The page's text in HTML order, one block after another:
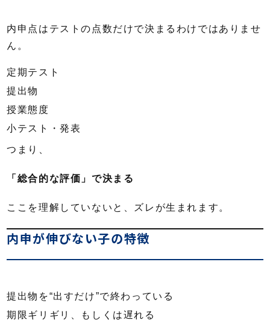
内申点はテストの点数だけで決まるわけではありませ
ん。
定期テスト
提出物
授業態度
小テスト・発表
つまり、
「総合的な評価」で決まる
ここを理解していないと、ズレが生まれます。
内申が伸びない子の特徴
提出物を“出すだけ”で終わっている
期限ギリギリ、もしくは遅れる